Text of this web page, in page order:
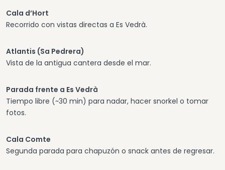
Cala d’Hort
Recorrido con vistas directas a Es Vedrà.
Atlantis (Sa Pedrera)
Vista de la antigua cantera desde el mar.
Parada frente a Es Vedrà
Tiempo libre (~30 min) para nadar, hacer snorkel o tomar
fotos.
Cala Comte
Segunda parada para chapuzón o snack antes de regresar.